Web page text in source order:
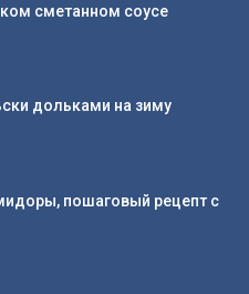
сметанном соусе
дольками на зиму
пошаговый рецепт с